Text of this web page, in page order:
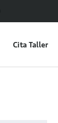
Cita Taller